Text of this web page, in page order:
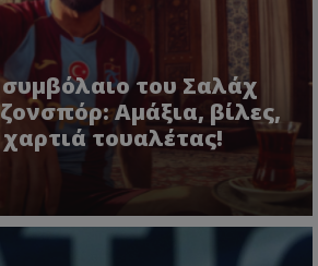
του Σαλάχ
Αμάξια, βίλες,
τουαλέτας!